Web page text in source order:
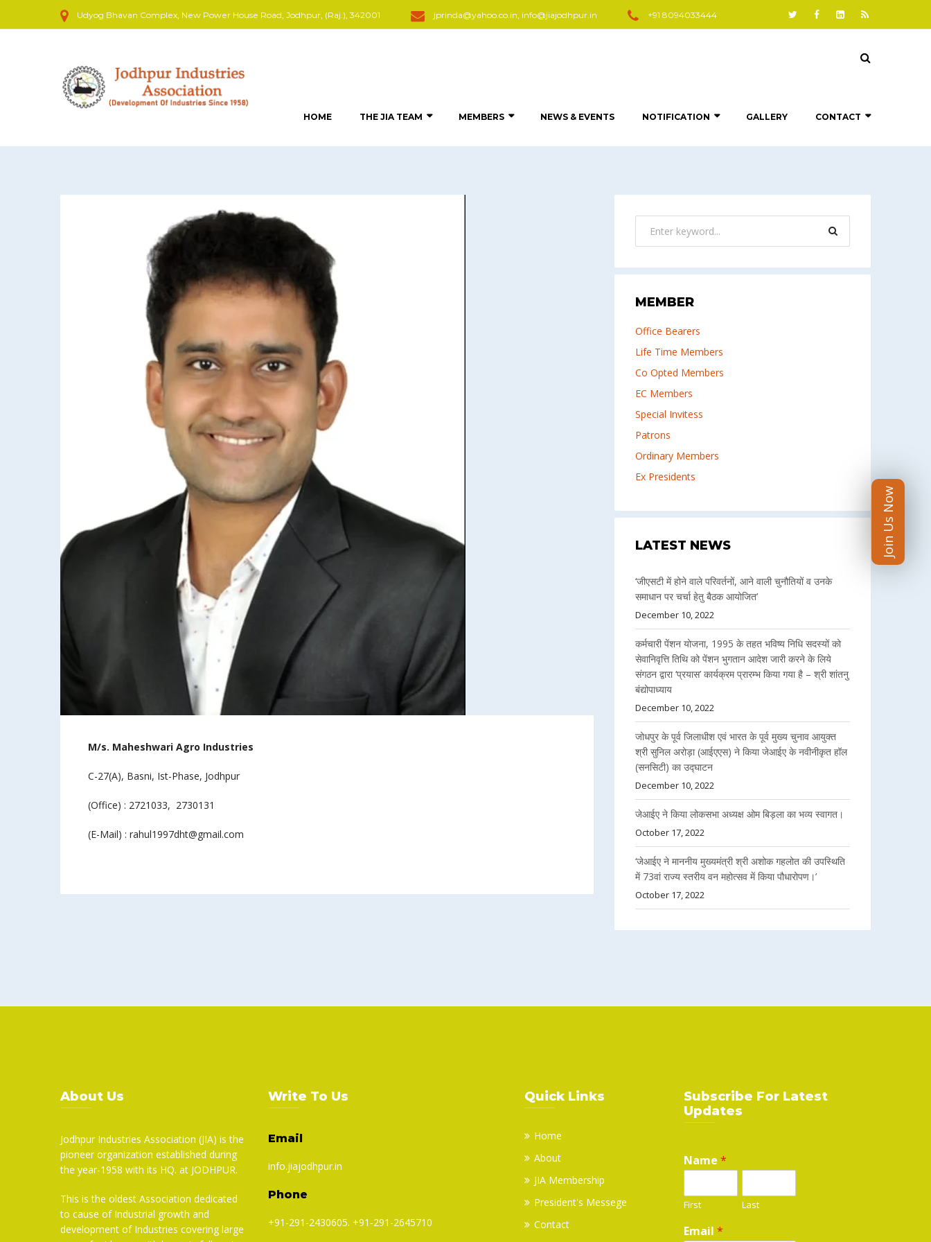
Udyog Bhavan Complex, New Power House Road, Jodhpur, (Raj.), 342001 jprinda@yahoo.co.in, info@jiajodhpur.in +91 8094033444
HOME THE JIA TEAM MEMBERS NEWS & EVENTS NOTIFICATION GALLERY CONTACT
M/s. Maheshwari Agro Industries
C-27(A), Basni, Ist-Phase, Jodhpur
(Office) : 2721033, 2730131
(E-Mail) : rahul1997dht@gmail.com
MEMBER
Office Bearers
Life Time Members
Co Opted Members
EC Members
Special Invitess
Patrons
Ordinary Members
Ex Presidents
LATEST NEWS
‘जीएसटी में होने वाले परिवर्तनों, आने वाली चुनौतियों व उनके
समाधान पर चर्चा हेतु बैठक आयोजित’
December 10, 2022
कर्मचारी पेंशन योजना, 1995 के तहत भविष्य निधि सदस्यों को
सेवानिवृत्ति तिथि को पेंशन भुगतान आदेश जारी करने के लिये
संगठन द्वारा ‘प्रयास’ कार्यक्रम प्रारम्भ किया गया है – श्री शांतनु
बंद्योपाध्याय
December 10, 2022
जोधपुर के पूर्व जिलाधीश एवं भारत के पूर्व मुख्य चुनाव आयुक्त
श्री सुनिल अरोड़ा (आईएएस) ने किया जेआईए के नवीनीकृत हॉल
(सनसिटी) का उद्घाटन
December 10, 2022
जेआईए ने किया लोकसभा अध्यक्ष ओम बिड़ला का भव्य स्वागत।
October 17, 2022
‘जेआईए ने माननीय मुख्यमंत्री श्री अशोक गहलोत की उपस्थिति
में 73वां राज्य स्तरीय वन महोत्सव में किया पौधारोपण।’
October 17, 2022
About Us
Jodhpur Industries Association (JIA) is the
pioneer organization established during
the year-1958 with its HQ. at JODHPUR.
This is the oldest Association dedicated
to cause of Industrial growth and
development of Industries covering large
Write To Us
Email
info.jiajodhpur.in
Phone
+91-291-2430605. +91-291-2645710
Quick Links
Home
About
JIA Membership
President's Messege
Contact
Subscribe For Latest
Updates
Name *
First Last
Email *
Join Us Now